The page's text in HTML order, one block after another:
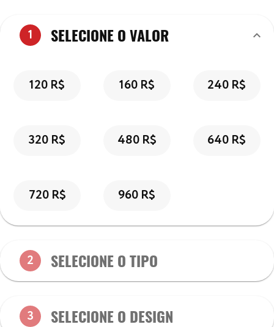
1 SELECIONE O VALOR keyboard_arrow_down
120 R$ 160 R$ 240 R$
320 R$ 480 R$ 640 R$
720 R$ 960 R$
2 SELECIONE O TIPO
3 SELECIONE O DESIGN